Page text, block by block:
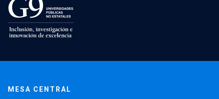
MESA CENTRAL